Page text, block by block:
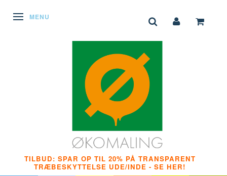
SKIFTE NAVIGATION
MENU
TILBUD: SPAR OP TIL 20% PÅ TRANSPARENT
TRÆBESKYTTELSE UDE/INDE - SE HER!